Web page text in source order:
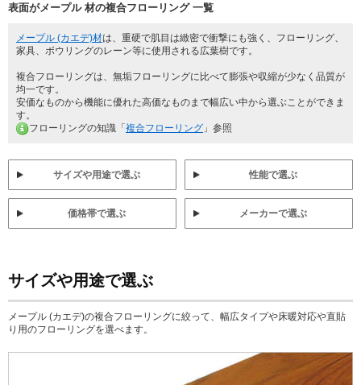
表面がメープル 材の複合フローリング 一覧
メープル (カエデ)材は、重硬で肌目は緻密で衝撃にも強く、フローリング、
家具、ボウリングのレーン等に使用される広葉樹です。
複合フローリングは、無垢フローリングに比べて膨張や収縮が少なく品質が
均一です。
安価なものから機能に優れた高価なものまで幅広い中から選ぶことができま
す。
フローリングの知識「複合フローリング 」参照
サイズや用途で選ぶ 性能で選ぶ
価格帯で選ぶ メーカーで選ぶ
サイズや用途で選ぶ
メープル (カエデ)の複合フローリングに絞って、幅広タイプや床暖対応や直貼
り用のフローリングを選べます。